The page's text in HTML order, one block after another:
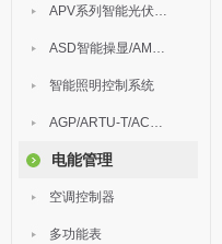
APV系列智能光伏汇流箱
ASD智能操显/AM中压保护
智能照明控制系统
AGP/ARTU-T/ACM/ADDC
电能管理
空调控制器
多功能表